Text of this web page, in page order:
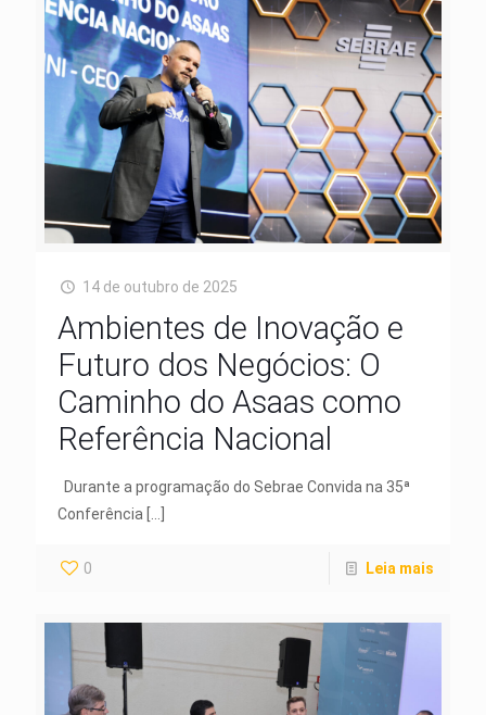
14 de outubro de 2025
​​Ambientes de Inovação e
Futuro dos Negócios: O
Caminho do Asaas como
Referência Nacional
Durante a programação do Sebrae Convida na 35ª
Conferência
0 Leia mais